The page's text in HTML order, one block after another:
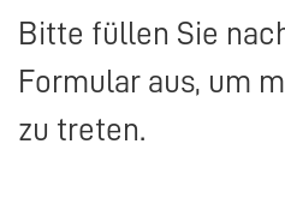
Bitte füllen Sie
Formular aus, um
zu treten.